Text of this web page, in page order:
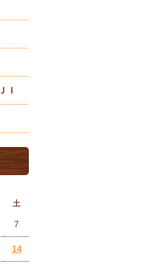
Ｉ
土
7
14